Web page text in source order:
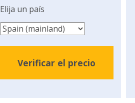
Elija un país
Verificar el precio